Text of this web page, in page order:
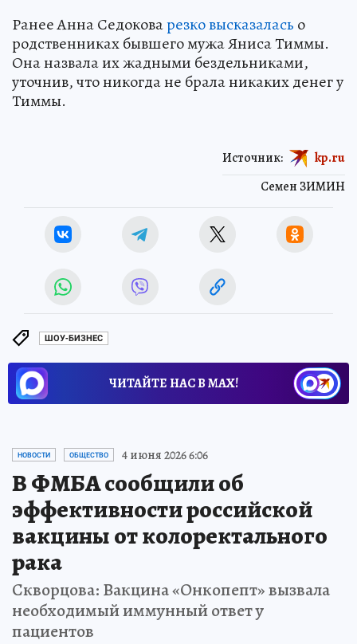
Ранее Анна Седоковарезко высказалась о
родственниках бывшего мужа Яниса Тиммы.
Она назвала их жадными бездельниками,
уточнив, что никогда не брала никаких денег у
Тиммы.
Семен ЗИМИН
Источник: kp.ru
ШОУ-БИЗНЕС
ЧИТАЙТЕ НАС В МАХ!
НОВОСТИ ОБЩЕСТВО 4 июня 2026 6:06
В ФМБА сообщили об
эффективности российской
вакцины от колоректального
рака
Скворцова: Вакцина «Онкопепт» вызвала
необходимый иммунный ответ у
пациентов